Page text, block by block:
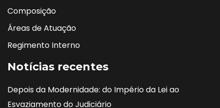
Composição
Áreas de Atuação
Regimento Interno
Notícias recentes
Depois da Modernidade: do Império da Lei ao
Esvaziamento do Judiciário